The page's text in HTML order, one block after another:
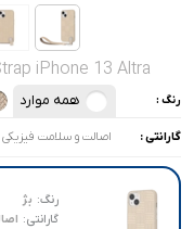
iPhone 13 Altra
رنگ : همه موارد
گارانتی : اصالت و سلامت فیزیکی
همه موارد
اصالت و سلامت فیزیکی
رنگ: بژ
گارانتی: